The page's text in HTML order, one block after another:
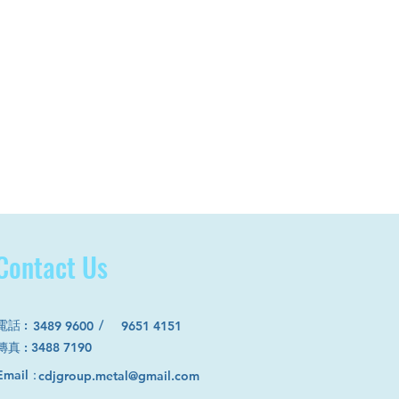
9651 4151
話 : /
：cdjgroup.metal@gmail.com
Us
3489 9600
真 : 3488 7190